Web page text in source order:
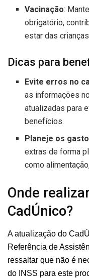
Vacinação:
obrigatório,
estar das
Dicas para
Evite erros no
as informações
atualizadas para
benefícios.
Planeje os
extras de forma
como
Onde
CadÚnico?
A atualização do
Referência de
ressaltar que não é
do INSS para este